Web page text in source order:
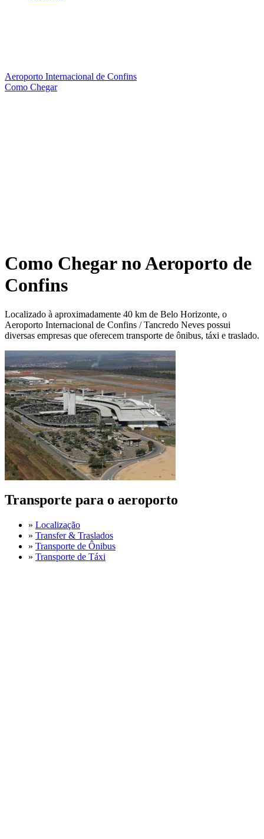
Aeroporto Internacional de Confins
Como Chegar
Como Chegar no Aeroporto de
Confins
Localizado à aproximadamente 40 km de Belo Horizonte, o
Aeroporto Internacional de Confins / Tancredo Neves possui
diversas empresas que oferecem transporte de ônibus, táxi e traslado.
Transporte para o aeroporto
» Localização
» Transfer & Traslados
» Transporte de Ônibus
» Transporte de Táxi